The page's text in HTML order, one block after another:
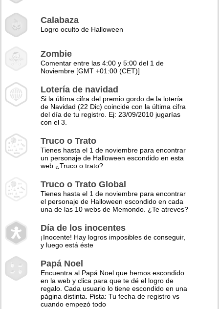
Calabaza
Logro oculto de Halloween
Zombie
Comentar entre las 4:00 y 5:00 del 1 de
Noviembre [GMT +01:00 (CET)]
Lotería de navidad
Si la última cifra del premio gordo de la lotería
de Navidad (22 Dic) coincide con la última cifra
del día de tu registro. Ej: 23/09/2010 jugarías
con el 3.
Truco o Trato
Tienes hasta el 1 de noviembre para encontrar
un personaje de Halloween escondido en esta
web ¿Truco o trato?
Truco o Trato Global
Tienes hasta el 1 de noviembre para encontrar
el personaje de Halloween escondido en cada
una de las 10 webs de Memondo. ¿Te atreves?
Día de los inocentes
¡Inocente! Hay logros imposibles de conseguir,
y luego está éste
Papá Noel
Encuentra al Papá Noel que hemos escondido
en la web y clica para que te dé el logro de
regalo. Cada usuario lo tiene escondido en una
página distinta. Pista: Tu fecha de registro vs
cuando empezó todo